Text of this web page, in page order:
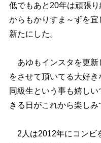
低でもあと20年は頑張
からもかりすま～ずを
新たにした。
あゆもインスタを更新
をさせて頂いてる大好き
同級生という事も嬉し
きる日がこれから楽しみ
2人は2012年にコンビ